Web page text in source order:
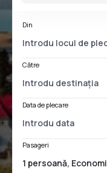
Din
Către
Data de plecare
Pasageri